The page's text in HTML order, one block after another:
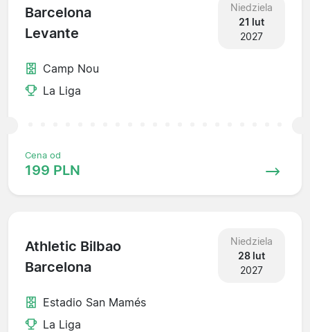
Barcelona
Levante
Niedziela
21 lut
2027
Camp Nou
La Liga
Cena od
199 PLN
Athletic Bilbao
Barcelona
Niedziela
28 lut
2027
Estadio San Mamés
La Liga